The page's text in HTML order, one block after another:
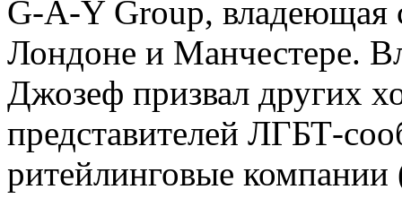
G-A-Y Group, владеющая
Лондоне и Манчестере.
Джозеф призвал других
представителей ЛГБТ-
ритейлинговые компании